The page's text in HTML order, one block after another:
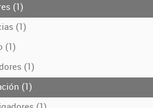
(1)
(1)
(1)
(1)
(1)